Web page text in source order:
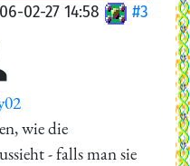
02-27 14:58 #3
wie die
- falls man sie